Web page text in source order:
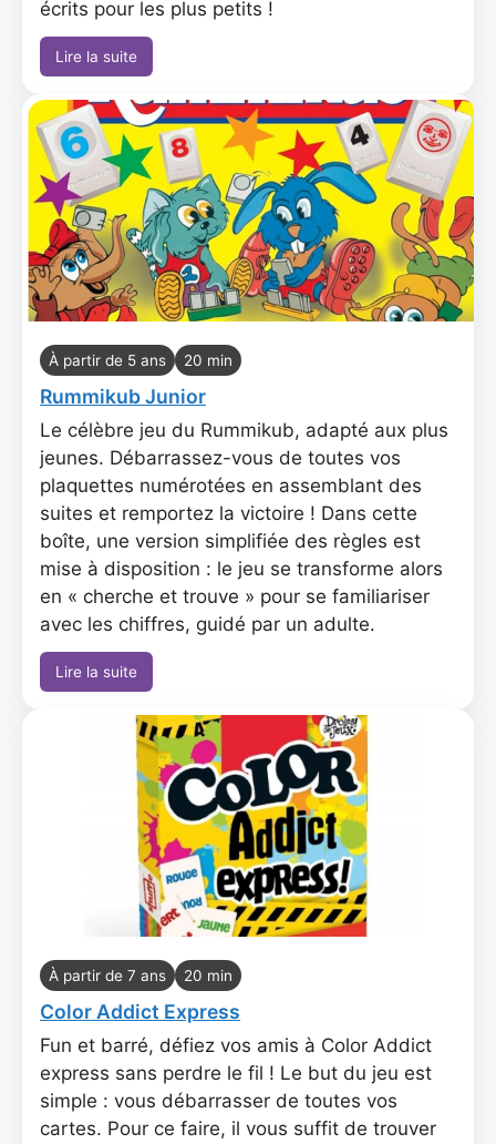
écrits pour les plus petits !
Lire la suite
À partir de 5 ans 20 min
Rummikub Junior
Le célèbre jeu du Rummikub, adapté aux plus
jeunes. Débarrassez-vous de toutes vos
plaquettes numérotées en assemblant des
suites et remportez la victoire ! Dans cette
boîte, une version simplifiée des règles est
mise à disposition : le jeu se transforme alors
en « cherche et trouve » pour se familiariser
avec les chiffres, guidé par un adulte.
Lire la suite
À partir de 7 ans 20 min
Color Addict Express
Fun et barré, défiez vos amis à Color Addict
express sans perdre le fil ! Le but du jeu est
simple : vous débarrasser de toutes vos
cartes. Pour ce faire, il vous suffit de trouver